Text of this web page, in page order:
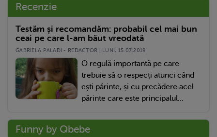
Recenzie
Testăm și recomandăm: probabil cel mai bun
ceai pe care l-am băut vreodată
GABRIELA PALADI - REDACTOR | LUNI, 15.07.2019
O regulă importantă pe care
trebuie să o respecți atunci când
ești părinte, și cu precădere acel
părinte care este principalul...
Funny by Qbebe